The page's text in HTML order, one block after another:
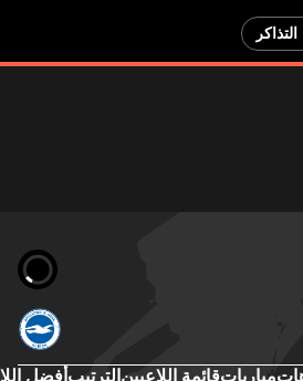
التذاكر
مبارياتقائمة اللاعبين الترتيب أفضل